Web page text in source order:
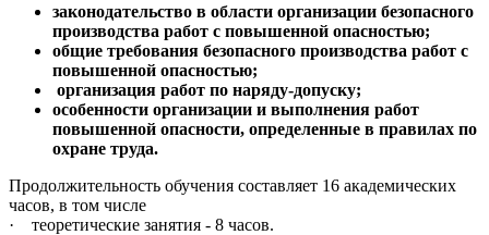
законодательство в области организации безопасного
производства работ с повышенной опасностью;
общие требования безопасного производства работ с
повышенной опасностью;
организация работ по наряду-допуску;
особенности организации и выполнения работ
повышенной опасности, определенные в правилах по
охране труда.
Продолжительность обучения составляет 16 академических
часов, в том числе
· теоретические занятия - 8 часов.